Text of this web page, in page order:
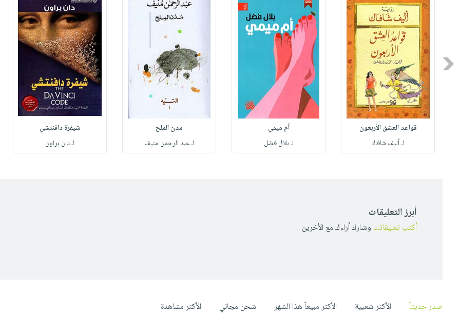
Previous
قواعد العشق الأربعون
لـ أليف شافاك
أم ميمي
لـ بلال فضل
مدن الملح
لـ عبد الرحمن منيف
شيفرة دافنتشي
لـ دان براون
أبرز التعليقات
أكتب تعليقاتك وشارك أراءك مع الأخرين
صدر حديثاً الأكثر شعبية الأكثر مبيعاً هذا الشهر شحن مجاني الأكثر مشاهدة